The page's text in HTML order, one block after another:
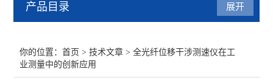
产品目录
纹影仪
展开
你的位置：首页 >技术文章 > 全光纤位移干涉测速仪在工
业测量中的创新应用